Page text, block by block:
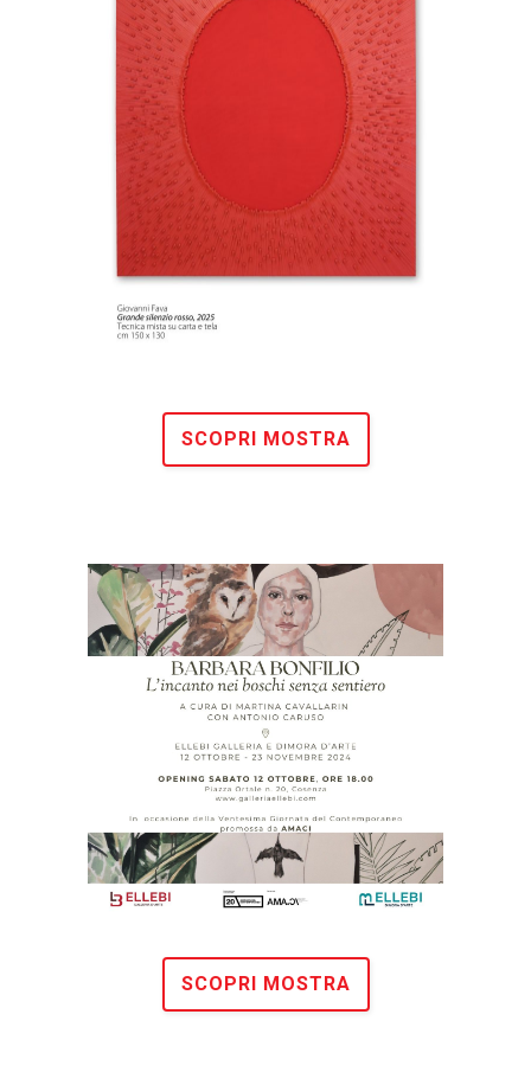
SCOPRI MOSTRA
SCOPRI MOSTRA